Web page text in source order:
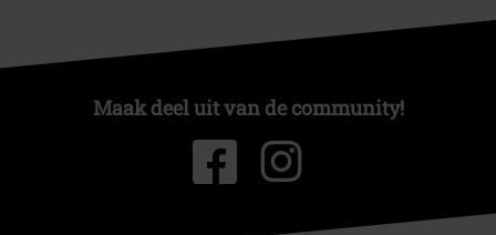
Maak deel uit van de community!